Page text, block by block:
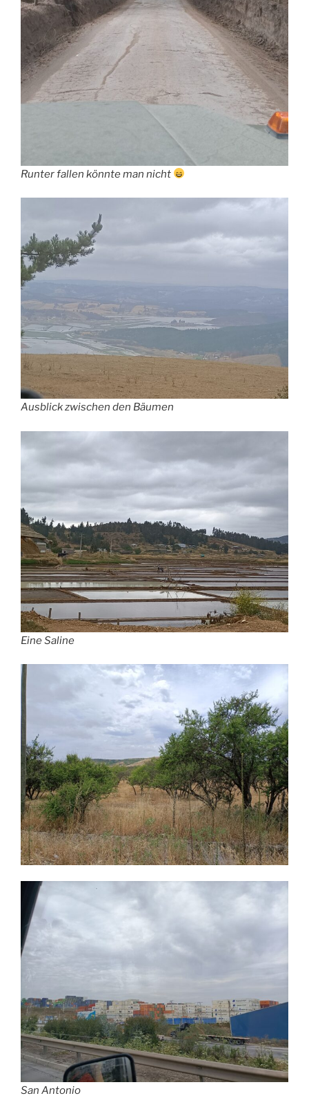
Runter fallen könnte man nicht
Ausblick zwischen den Bäumen
Eine Saline
San Antonio